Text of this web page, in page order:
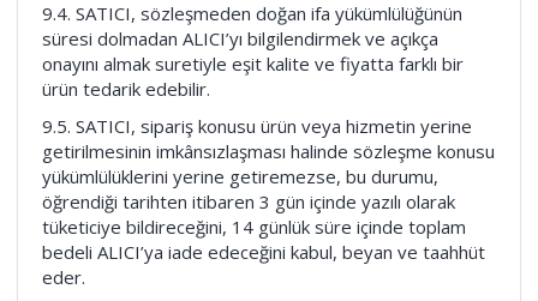
9.4. SATICI, sözleşmeden doğan ifa yükümlülüğünün
süresi dolmadan ALICI’yı bilgilendirmek ve açıkça
onayını almak suretiyle eşit kalite ve fiyatta farklı bir
ürün tedarik edebilir.
9.5. SATICI, sipariş konusu ürün veya hizmetin yerine
getirilmesinin imkânsızlaşması halinde sözleşme konusu
yükümlülüklerini yerine getiremezse, bu durumu,
öğrendiği tarihten itibaren 3 gün içinde yazılı olarak
tüketiciye bildireceğini, 14 günlük süre içinde toplam
bedeli ALICI’ya iade edeceğini kabul, beyan ve taahhüt
eder.